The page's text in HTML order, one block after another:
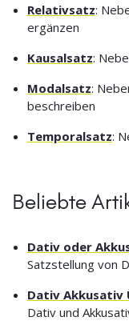
Relativsatz:
ergänzen
Kausalsatz:
Modalsatz:
beschreiben
Temporalsatz:
Beliebte
Dativ oder
Satzstellung von
Dativ Akkusativ
Dativ und